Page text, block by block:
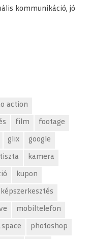
kommunikáció, jó
action
film footage
glix google
kamera
kupon
képszerkesztés
mobiltelefon
photoshop